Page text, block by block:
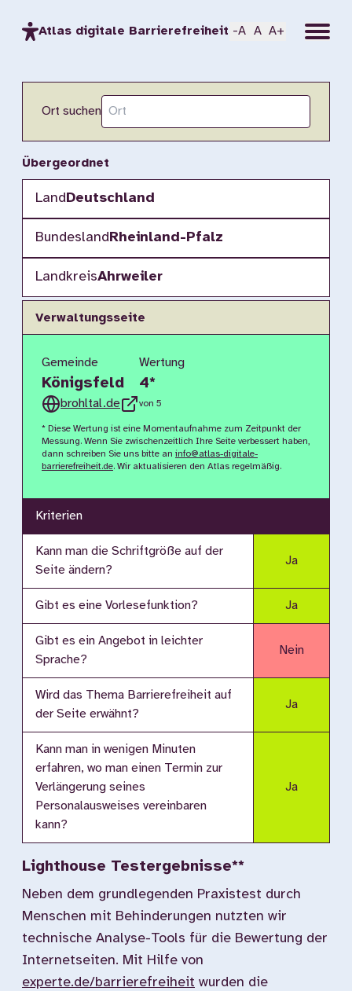
Atlas digitale Barrierefreiheit -A A A+ Menu
Ort suchen
Übergeordnet
LandDeutschland
BundeslandRheinland-Pfalz
LandkreisAhrweiler
Verwaltungsseite
Gemeinde
Königsfeld
brohltal.de
Wertung
4*
von 5
* Diese Wertung ist eine Momentaufnahme zum Zeitpunkt der
Messung. Wenn Sie zwischenzeitlich Ihre Seite verbessert haben,
dann schreiben Sie uns bitte an info@atlas-digitale-
barrierefreiheit.de. Wir aktualisieren den Atlas regelmäßig.
Kriterien
Kann man die Schriftgröße auf der
Seite ändern?
Ja
Gibt es eine Vorlesefunktion? Ja
Gibt es ein Angebot in leichter
Sprache?
Nein
Wird das Thema Barrierefreiheit auf
der Seite erwähnt?
Ja
Kann man in wenigen Minuten
erfahren, wo man einen Termin zur
Verlängerung seines
Personalausweises vereinbaren
kann?
Ja
Lighthouse Testergebnisse**
Neben dem grundlegenden Praxistest durch
Menschen mit Behinderungen nutzten wir
technische Analyse-Tools für die Bewertung der
Internetseiten. Mit Hilfe von
experte.de/barrierefreiheit wurden die